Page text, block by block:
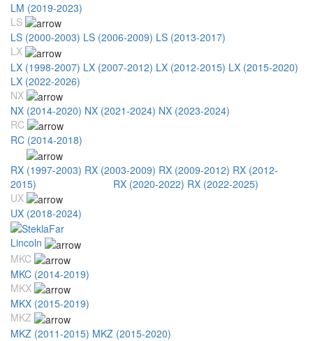
LM (2019-2023)
LS
LS (2000-2003) LS (2006-2009) LS (2013-2017)
LX
LX (1998-2007) LX (2007-2012) LX (2012-2015) LX (2015-2020)
LX (2022-2026)
NX
NX (2014-2020) NX (2021-2024) NX (2023-2024)
RC
RC (2014-2018)
RX (1997-2003) RX (2003-2009) RX (2009-2012) RX (2012-
2015)
RX (2020-2022) RX (2022-2025)
UX
UX (2018-2024)
Lincoln
MKC
MKC (2014-2019)
MKX
MKX (2015-2019)
MKZ
MKZ (2011-2015) MKZ (2015-2020)